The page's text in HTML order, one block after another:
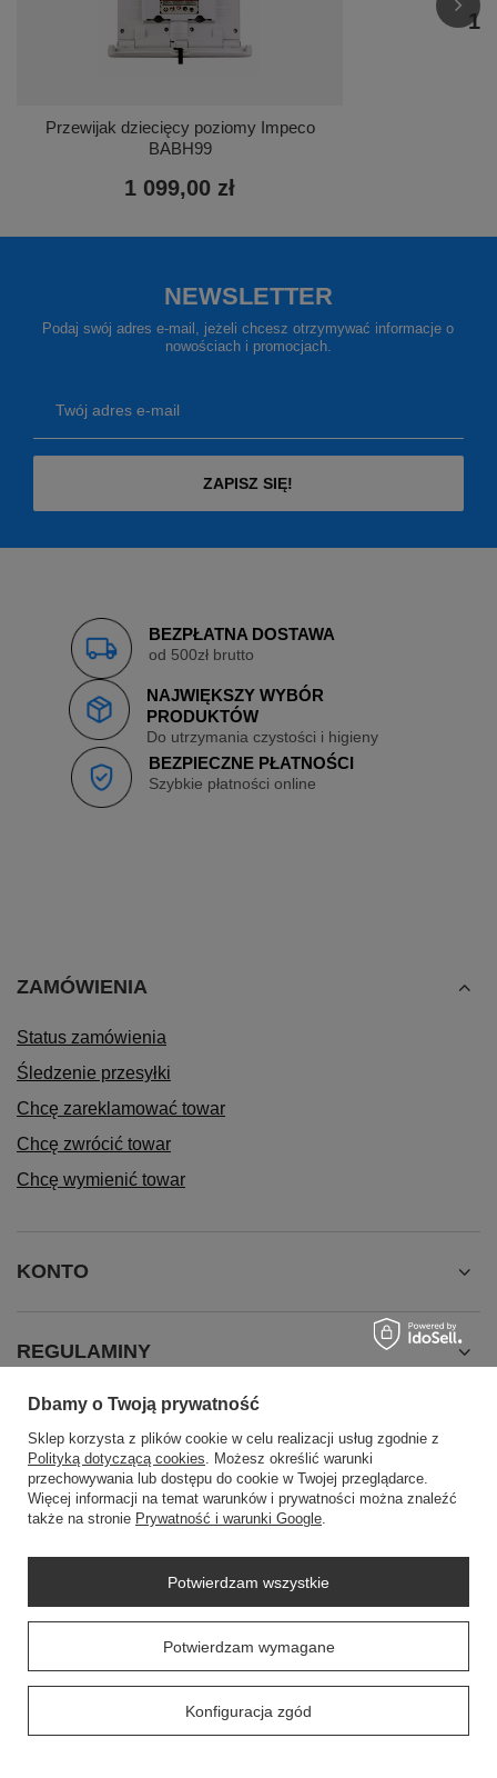
Przewijak dziecięcy poziomy Impeco
BABH99
1 099,00 zł
1
NEWSLETTER
Podaj swój adres e-mail, jeżeli chcesz otrzymywać informacje o
nowościach i promocjach.
Twój adres e-mail
ZAPISZ SIĘ!
BEZPŁATNA DOSTAWA
od 500zł brutto
NAJWIĘKSZY WYBÓR
PRODUKTÓW
Do utrzymania czystości i higieny
BEZPIECZNE PŁATNOŚCI
Szybkie płatności online
sklep@swiat-sprzatania.pl
ZAMÓWIENIA
Status zamówienia
Śledzenie przesyłki
Chcę zareklamować towar
Chcę zwrócić towar
Chcę wymienić towar
KONTO
REGULAMINY
INFORMACJE
Dbamy o Twoją prywatność
Sklep korzysta z plików cookie w celu realizacji usług zgodnie z
Polityką dotyczącą cookies. Możesz określić warunki
przechowywania lub dostępu do cookie w Twojej przeglądarce.
Więcej informacji na temat warunków i prywatności można znaleźć
także na stronie Prywatność i warunki Google.
Potwierdzam wymagane
Konfiguracja zgód
Potwierdzam wszystkie